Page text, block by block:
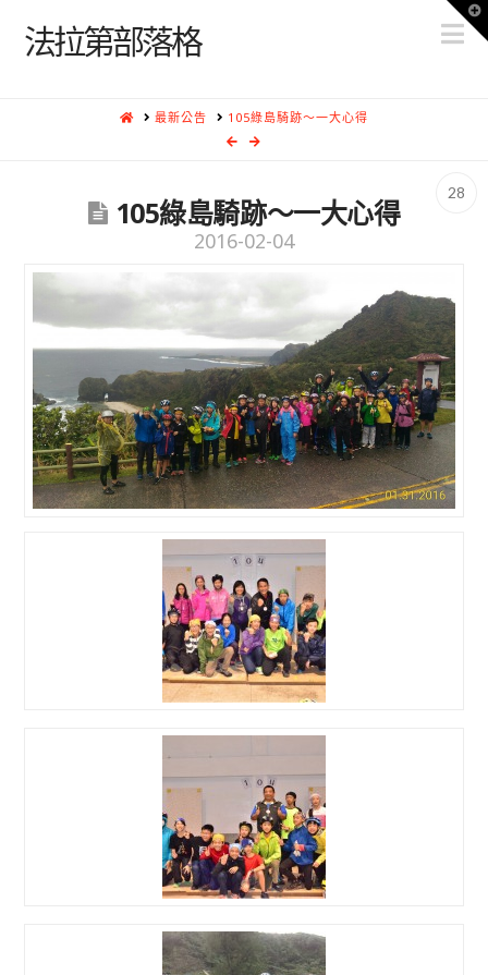
法拉第部落格
HOME最新公告 105綠島騎跡～一大心得
28
105綠島騎跡～一大心得
2016-02-04